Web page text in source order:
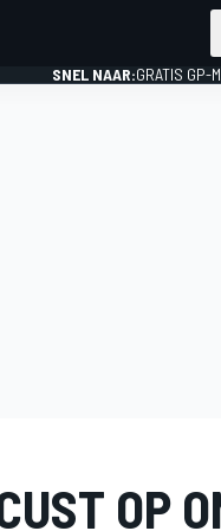
SNEL NAAR:GRATIS GP-
OP